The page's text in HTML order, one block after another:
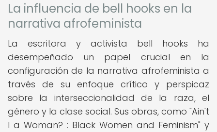
La influencia de bell hooks en la
narrativa afrofeminista
La escritora y activista bell hooks ha
desempeñado un papel crucial en la
configuración de la narrativa afrofeminista a
través de su enfoque crítico y perspicaz
sobre la interseccionalidad de la raza, el
género y la clase social. Sus obras, como "Ain't
I a Woman? : Black Women and Feminism" y